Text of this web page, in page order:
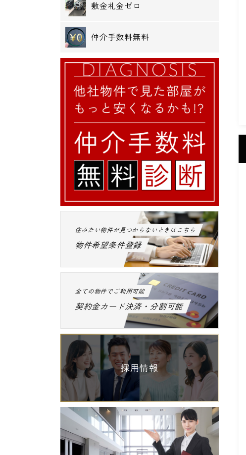
敷金礼金ゼロ
仲介手数料無料
住みたい物件が見つからないときはこちら
物件希望条件登録
全ての物件でご利用可能
契約金カード決済・分割可能
採用情報